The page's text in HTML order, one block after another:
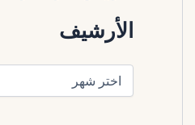
الأرشيف